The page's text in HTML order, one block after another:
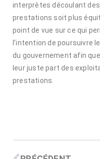
interprètes découlant
prestations soit plus
point de vue sur ce qui
l’intention de poursuivre
du gouvernement afin
leur juste part des
prestations.